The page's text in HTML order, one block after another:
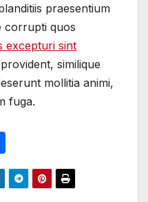
praesentium
corrupti quos
excepturi sint
similique
mollitia animi,
fuga.
h
ar